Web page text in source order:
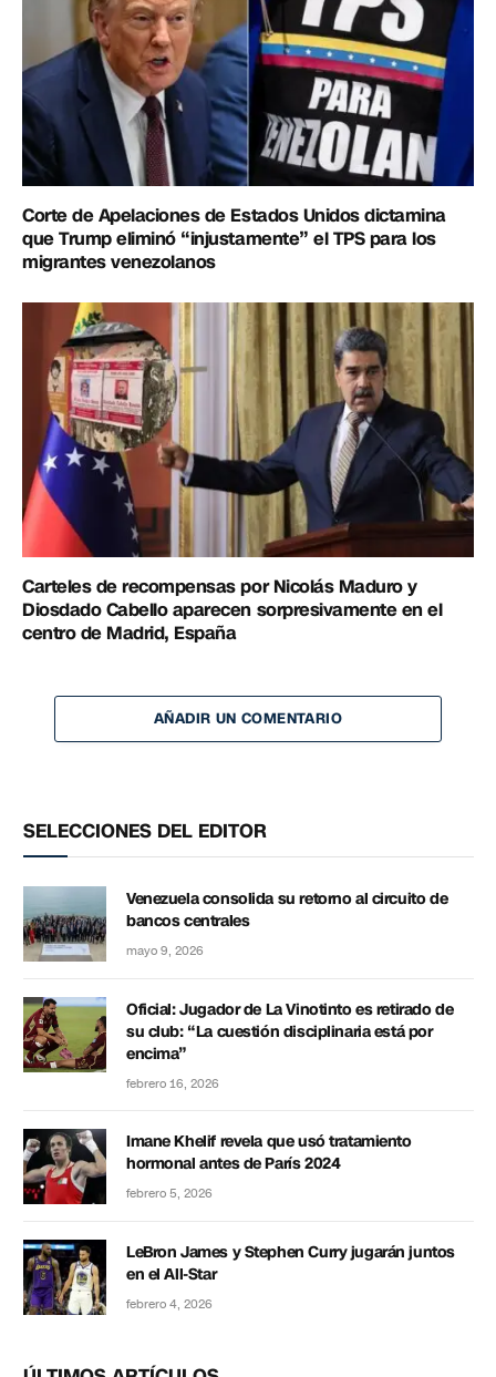
Corte de Apelaciones de Estados Unidos dictamina
que Trump eliminó “injustamente” el TPS para los
migrantes venezolanos
Carteles de recompensas por Nicolás Maduro y
Diosdado Cabello aparecen sorpresivamente en el
centro de Madrid, España
AÑADIR UN COMENTARIO
SELECCIONES DEL EDITOR
Venezuela consolida su retorno al circuito de
bancos centrales
mayo 9, 2026
Oficial: Jugador de La Vinotinto es retirado de
su club: “La cuestión disciplinaria está por
encima”
febrero 16, 2026
Imane Khelif revela que usó tratamiento
hormonal antes de París 2024
febrero 5, 2026
LeBron James y Stephen Curry jugarán juntos
en el All-Star
febrero 4, 2026